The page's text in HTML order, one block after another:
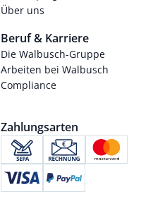
Über uns
Beruf & Karriere
Die Walbusch-Gruppe
Arbeiten bei Walbusch
Compliance
Zahlungsarten